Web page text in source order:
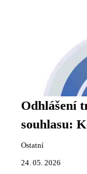
Odhlášení
souhlasu:
Ostatní
24. 05. 2026